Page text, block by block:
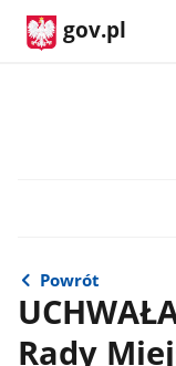
gov.pl
Powrót
Rady